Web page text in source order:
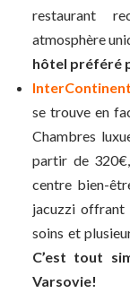
restaurant
atmosphère
hôtel préféré
se trouve en
Chambres
partir de
centre bien-
jacuzzi offrant
soins et
C’est tout
Varsovie!